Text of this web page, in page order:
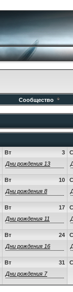
Сообщество
3
Вт
Дни рождения 13
10
Вт
Дни рождения 8
17
Вт
Дни рождения 11
24
Вт
Дни рождения 16
31
Вт
Дни рождения 7